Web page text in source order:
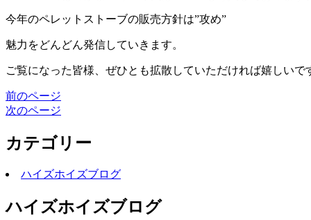
今年のペレットストーブの販売方針は”攻め”
魅力をどんどん発信していきます。
ご覧になった皆様、ぜひとも拡散していただければ嬉しいで
前のページ
次のページ
カテゴリー
ハイズホイズブログ
ハイズホイズブログ